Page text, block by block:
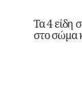
Τα 4 είδη
στο σώμα